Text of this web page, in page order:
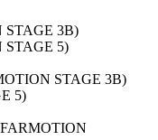
3B)
5)
STAGE 3B)
5)